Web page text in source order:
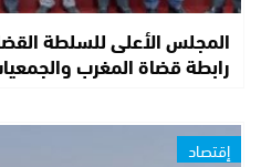
المجلس الأعلى للسلطة
رابطة قضاة المغرب
إقتصاد